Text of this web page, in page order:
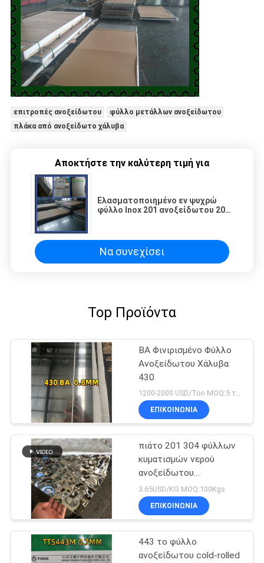
επιτροπές ανοξείδωτου
φύλλο μετάλλων ανοξείδωτου
πλάκα από ανοξείδωτο χάλυβα
Αποκτήστε την καλύτερη τιμή για
Ελασματοποιημένο εν ψυχρώ
φύλλο Inox 201 ανοξείδωτου 201
Να συνεχίσει
Top Προϊόντα
BA Φινιρισμένο Φύλλο
Ανοξείδωτου Χάλυβα
430
1200-2000 USD/Ton MOQ:5 τόνο
ΕΠΙΚΟΙΝΩΝΙΑ
πιάτο 201 304 φύλλων
κυματισμών νερού
ανοξείδωτου
1220x2440mm 0.8mm
3.65USD/KG MOQ:100Kgs
ΕΠΙΚΟΙΝΩΝΙΑ
443 το φύλλο
ανοξείδωτου cold-rolled